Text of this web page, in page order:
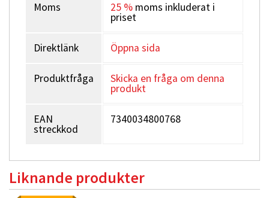
Moms 25 % moms inkluderat i
priset
Direktlänk Öppna sida
Produktfråga Skicka en fråga om denna
produkt
EAN
streckkod
7340034800768
Liknande produkter